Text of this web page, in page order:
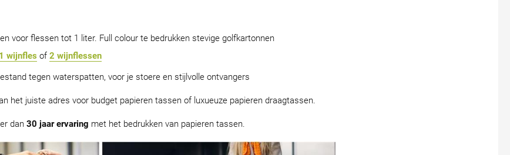
voor flessen tot 1 liter. Full colour te bedrukken stevige golfkartonnen
1 wijnfles of 2 wijnflessen
tegen waterspatten, voor je stoere en stijlvolle ontvangers
het juiste adres voor budget papieren tassen of luxueuze papieren draagtassen.
dan 30 jaar ervaring met het bedrukken van papieren tassen.